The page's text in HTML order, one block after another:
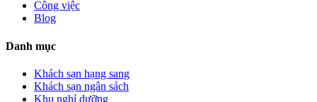
Công việc
Blog
Danh mục
Khách sạn hạng sang
Khách sạn ngân sách
Khu nghỉ dưỡng